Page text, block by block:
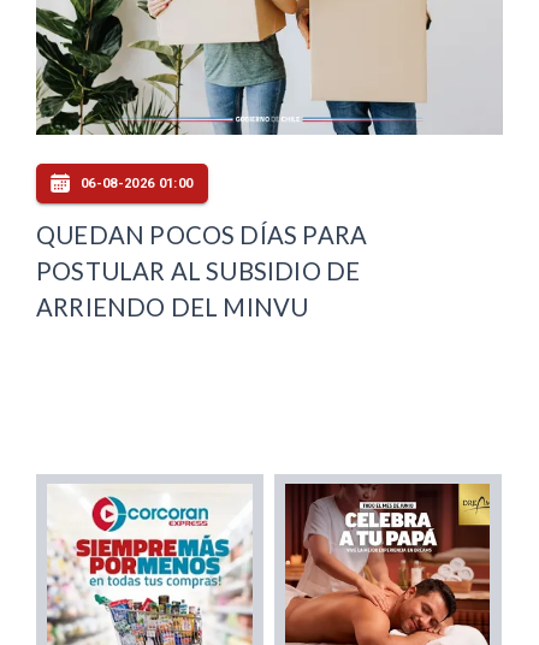
06-08-2026 01:00
QUEDAN POCOS DÍAS PARA
POSTULAR AL SUBSIDIO DE
ARRIENDO DEL MINVU